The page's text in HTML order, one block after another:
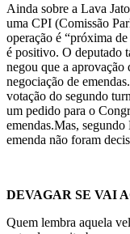
Ainda sobre a Lava
uma CPI (Comissão
operação é “próxima
é positivo. O deputado
negou que a aprovação
negociação de
votação do segundo
um pedido para o
emendas.Mas, segundo
emenda não foram
DEVAGAR SE VAI
Quem lembra aquela